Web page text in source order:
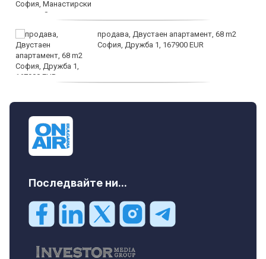
продава, Двустаен апартамент, 68 m2
София, Дружба 1, 167900 EUR
Последвайте ни...